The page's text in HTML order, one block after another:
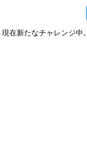
新たなチャレンジ中。